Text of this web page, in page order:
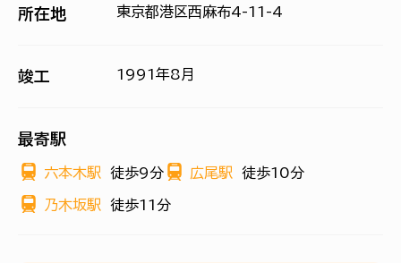
所在地 東京都港区西麻布4-11-4
竣工 1991年8月
最寄駅
六本木駅 徒歩9分 広尾駅 徒歩10分
乃木坂駅 徒歩11分